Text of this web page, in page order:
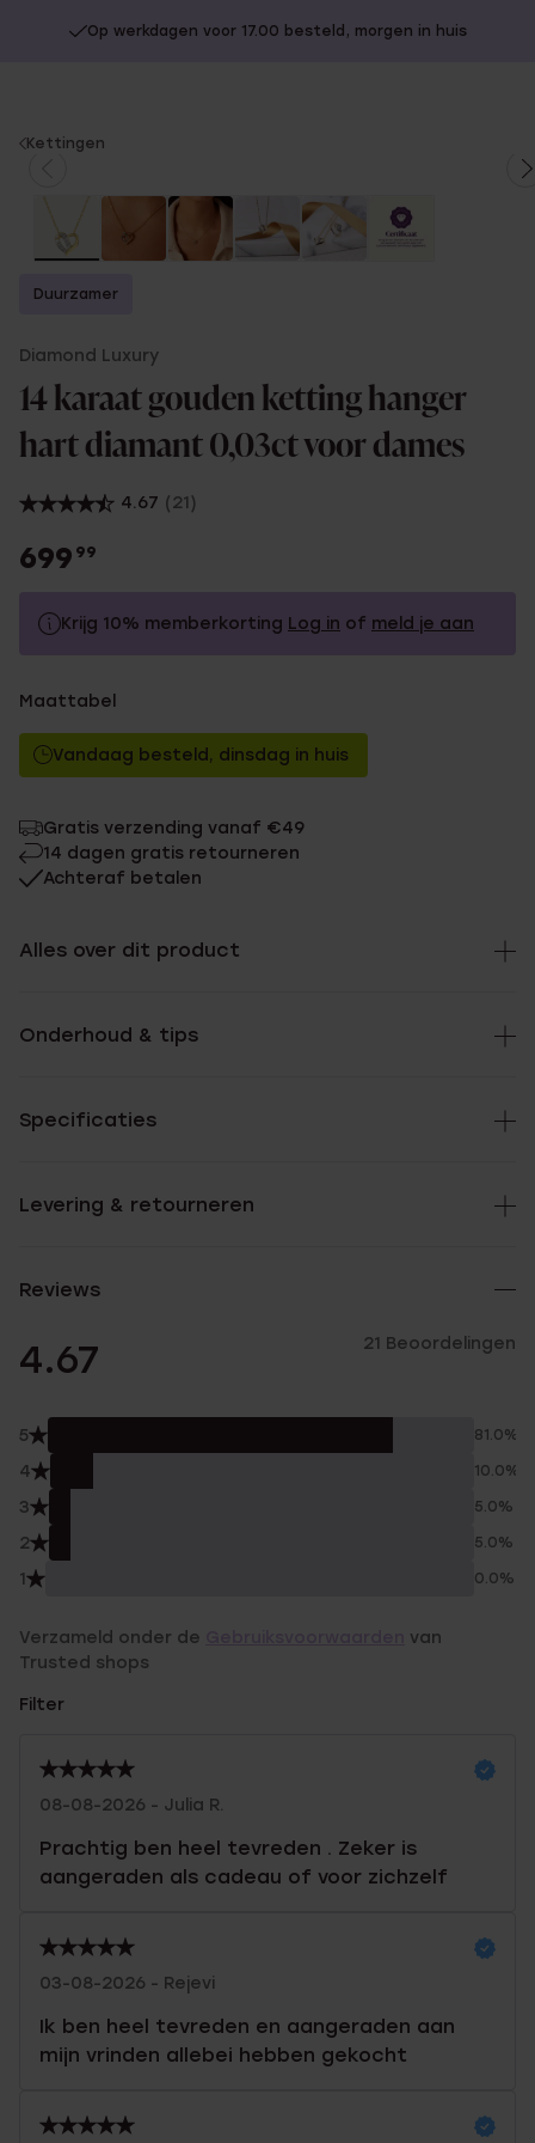
Op werkdagen voor 17.00 besteld, morgen in huis
You
here:
Kettingen
Duurzamer
Diamond Luxury
14 karaat gouden ketting hanger
hart diamant 0,03ct voor dames
4.67 (21)
699 99
Krijg 10% memberkorting Log in of meld je aan
Zonder memberkorting
Maattabel
Vandaag besteld, dinsdag in huis
Gratis verzending vanaf €49
14 dagen gratis retourneren
Achteraf betalen
Alles over dit product
Onderhoud & tips
Specificaties
Levering & retourneren
Reviews
4.67 21 Beoordelingen
5 81.0%
4 10.0%
3 5.0%
2 5.0%
1 0.0%
Verzameld onder de
van
Trusted shops
Filter
08-08-2026 - Julia R.
Prachtig ben heel tevreden . Zeker is
aangeraden als cadeau of voor zichzelf
03-08-2026 - Rejevi
Ik ben heel tevreden en aangeraden aan
mijn vrinden allebei hebben gekocht